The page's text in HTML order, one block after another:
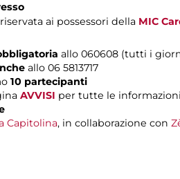
riservata ai possessori della MIC
allo 060608 (tutti i
allo 06 5813717
10 partecipanti
AVVISI per tutte le
Capitolina, in collaborazione con